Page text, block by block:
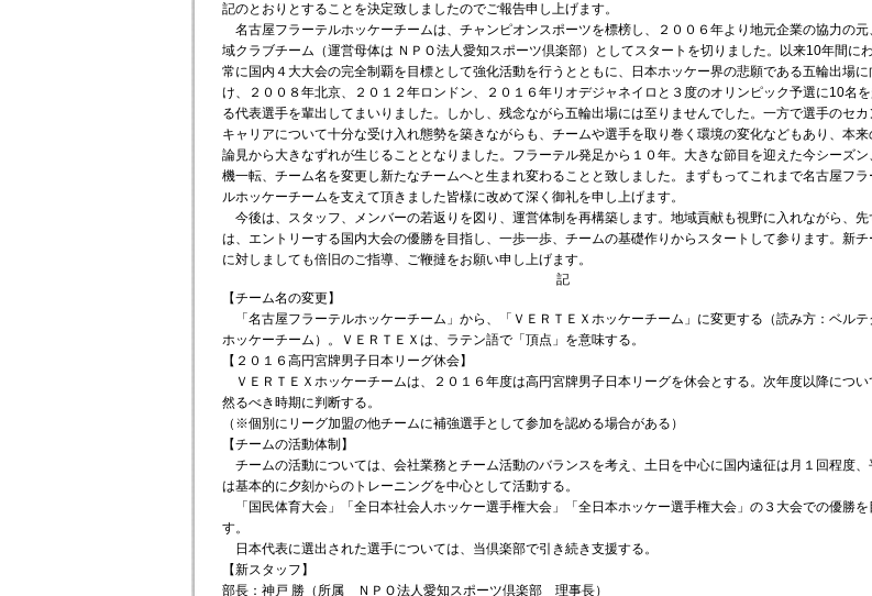
記のとおりとすることを決定致しましたのでご報告申し上げます。
名古屋フラーテルホッケーチームは、チャンピオンスポーツを標榜し、２００６年より地元企業の協力の元
域クラブチーム（運営母体は ＮＰＯ法人愛知スポーツ倶楽部）としてスタートを切りました。以来10年間に
常に国内４大大会の完全制覇を目標として強化活動を行うとともに、日本ホッケー界の悲願である五輪出場に
け、２００８年北京、２０１２年ロンドン、２０１６年リオデジャネイロと３度のオリンピック予選に10名を
る代表選手を輩出してまいりました。しかし、残念ながら五輪出場には至りませんでした。一方で選手のセカ
キャリアについて十分な受け入れ態勢を築きながらも、チームや選手を取り巻く環境の変化などもあり、本来
論見から大きなずれが生じることとなりました。フラーテル発足から１０年。大きな節目を迎えた今シーズン
機一転、チーム名を変更し新たなチームへと生まれ変わることと致しました。まずもってこれまで名古屋フラ
ルホッケーチームを支えて頂きました皆様に改めて深く御礼を申し上げます。
今後は、スタッフ、メンバーの若返りを図り、運営体制を再構築します。地域貢献も視野に入れながら、先
は、エントリーする国内大会の優勝を目指し、一歩一歩、チームの基礎作りからスタートして参ります。新チ
に対しましても倍旧のご指導、ご鞭撻をお願い申し上げます。
記
【チーム名の変更】
「名古屋フラーテルホッケーチーム」から、「ＶＥＲＴＥＸホッケーチーム」に変更する（読み方：ベルテ
ホッケーチーム）。ＶＥＲＴＥＸは、ラテン語で「頂点」を意味する。
【２０１６高円宮牌男子日本リーグ休会】
ＶＥＲＴＥＸホッケーチームは、２０１６年度は高円宮牌男子日本リーグを休会とする。次年度以降につい
然るべき時期に判断する。
（※個別にリーグ加盟の他チームに補強選手として参加を認める場合がある）
【チームの活動体制】
チームの活動については、会社業務とチーム活動のバランスを考え、土日を中心に国内遠征は月１回程度、
は基本的に夕刻からのトレーニングを中心として活動する。
「国民体育大会」「全日本社会人ホッケー選手権大会」「全日本ホッケー選手権大会」の３大会での優勝を
す。
日本代表に選出された選手については、当倶楽部で引き続き支援する。
【新スタッフ】
部長：神戸 勝（所属 ＮＰＯ法人愛知スポーツ倶楽部 理事長）